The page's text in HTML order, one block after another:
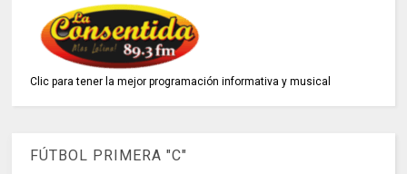
Clic para tener la mejor programación informativa y musical
FÚTBOL PRIMERA "C"